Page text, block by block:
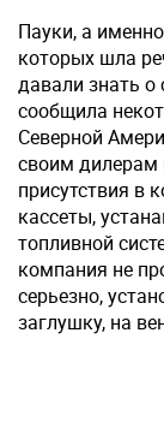
Пауки, а
которых шла
давали знать о
сообщила
Северной
своим дилерам
присутствия в
кассеты,
топливной
компания не
серьезно,
заглушку, на